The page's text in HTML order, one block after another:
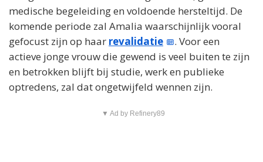
medische begeleiding en voldoende hersteltijd. De
komende periode zal Amalia waarschijnlijk vooral
gefocust zijn op haar revalidatie
. Voor een
actieve jonge vrouw die gewend is veel buiten te zijn
en betrokken blijft bij studie, werk en publieke
optredens, zal dat ongetwijfeld wennen zijn.
▼ Ad by Refinery89